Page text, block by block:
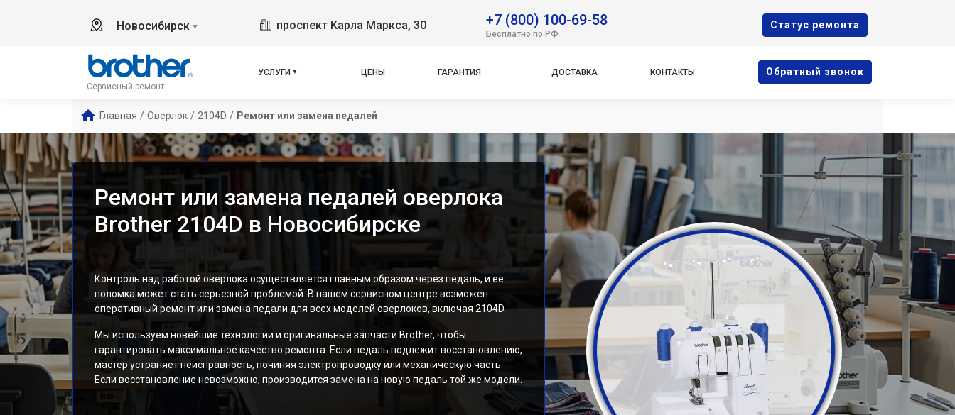
Новосибирск ▼ проспект Карла Маркса, 30 +7 (800) 100-69-58
Бесплатно по РФ
Cтатус ремонта
Сервисный ремонт
УСЛУГИ ЦЕНЫ ГАРАНТИЯ ДОСТАВКА КОНТАКТЫ Oбратный звонок
Главная / Оверлок / 2104D / Ремонт или замена педалей
Ремонт или замена педалей оверлока
Brother 2104D в Новосибирске
Контроль над работой оверлока осуществляется главным образом через педаль, и её
поломка может стать серьезной проблемой. В нашем сервисном центре возможен
оперативный ремонт или замена педали для всех моделей оверлоков, включая 2104D.
Мы используем новейшие технологии и оригинальные запчасти Brother, чтобы
гарантировать максимальное качество ремонта. Если педаль подлежит восстановлению,
мастер устраняет неисправность, починяя электропроводку или механическую часть.
Если восстановление невозможно, производится замена на новую педаль той же модели.